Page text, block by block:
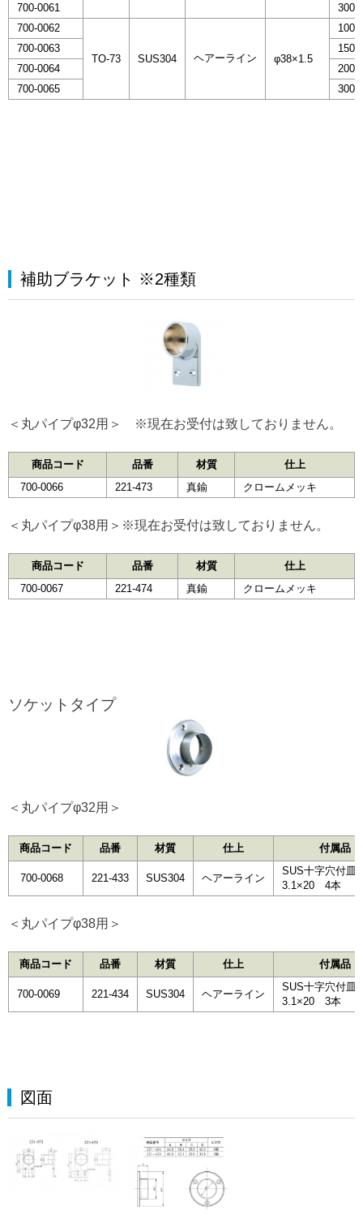
700-0061
700-0062
TO-73 SUS304 ヘアーライン φ38×1.5
700-0063
700-0064
700-0065
補助ブラケット ※2種類
＜丸パイプφ32用＞ ※現在お受付は致しておりません。
商品コード 品番 材質
仕上
700-0066
221-473 真鍮 クロームメッキ
＜丸パイプφ38用＞※現在お受付は致しておりません。
商品コード 品番 材質
仕上
700-0067
221-474 真鍮 クロームメッキ
ソケットタイプ
＜丸パイプφ32用＞
商品コード 品番 材質 仕上 付属品
700-0068 221-433 SUS304 ヘアーライン
SUS十字穴付皿
3.1×20 4本
＜丸パイプφ38用＞
商品コード 品番 材質 仕上 付属品
700-0069 221-434 SUS304 ヘアーライン
SUS十字穴付皿
3.1×20 3本
図面